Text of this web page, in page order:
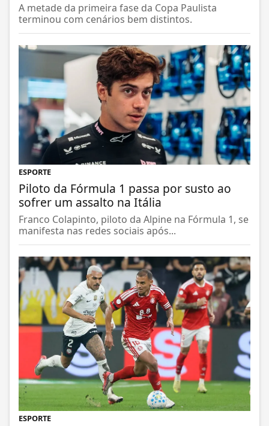
A metade da primeira fase da Copa Paulista
terminou com cenários bem distintos.
ESPORTE
Piloto da Fórmula 1 passa por susto ao
sofrer um assalto na Itália
Franco Colapinto, piloto da Alpine na Fórmula 1, se
manifesta nas redes sociais após...
ESPORTE